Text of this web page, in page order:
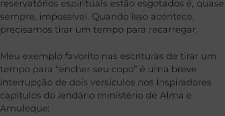
reservatórios espirituais estão esgotados é, quase
sempre, impossível. Quando isso acontece,
precisamos tirar um tempo para recarregar.
Meu exemplo favorito nas escrituras de tirar um
tempo para “encher seu copo” é uma breve
interrupção de dois versículos nos inspiradores
capítulos do lendário ministério de Alma e
Amuleque: